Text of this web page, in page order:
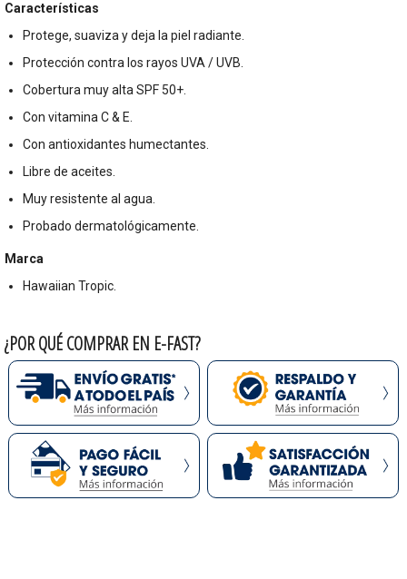
Características
Protege, suaviza y deja la piel radiante.
Protección contra los rayos UVA / UVB.
Cobertura muy alta SPF 50+.
Con vitamina C & E.
Con antioxidantes humectantes.
Libre de aceites.
Muy resistente al agua.
Probado dermatológicamente.
Marca
Hawaiian Tropic.
¿POR QUÉ COMPRAR EN E-FAST?